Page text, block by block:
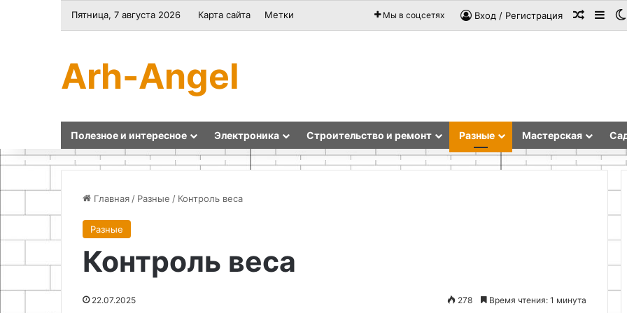
Пятница, 7 августа 2026 Карта сайта Метки Мы в соцсетях Вход / Регистрация
Arh-Angel
Полезное и интересное Электроника Строительство и ремонт Разные Мастерская
Главная / Разные / Контроль веса
Разные
Контроль веса
22.07.2025 278 Время чтения: 1 минута
Выбор
материала
и
замеров
прижимного
29.04.2026